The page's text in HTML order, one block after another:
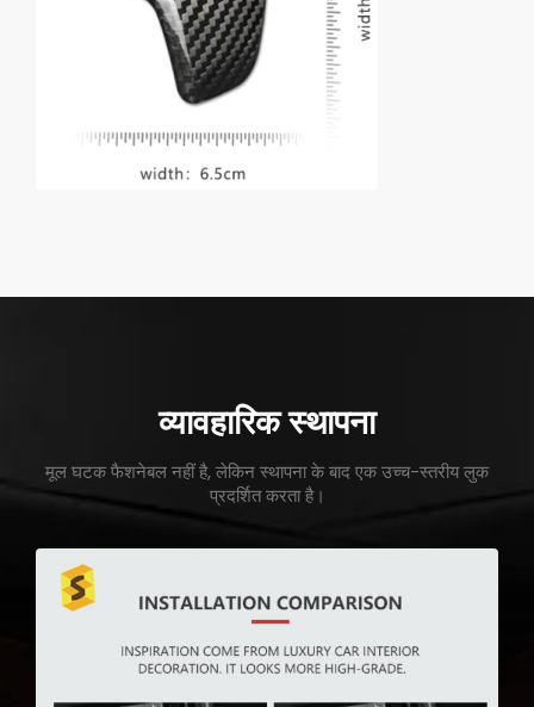
व्यावहारिक स्थापना
मूल घटक फैशनेबल नहीं है, लेकिन स्थापना के बाद एक उच्च-स्तरीय लुक
प्रदर्शित करता है।